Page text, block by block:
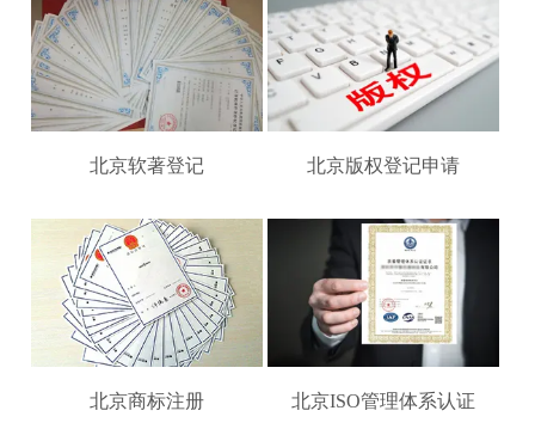
北京软著登记 北京版权登记申请
北京商标注册 北京ISO管理体系认证